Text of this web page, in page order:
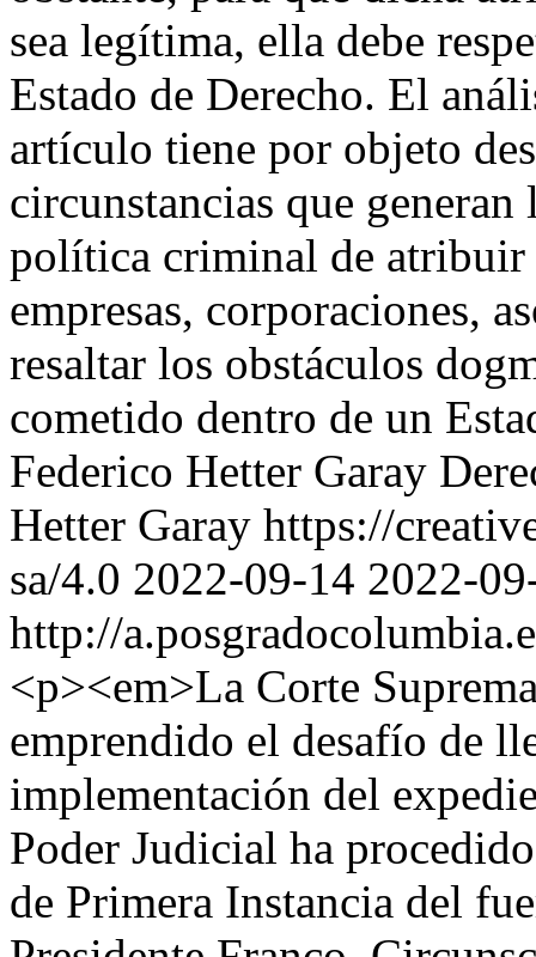
sea legítima, ella debe
Estado de Derecho. El
artículo tiene por objeto
circunstancias que
política criminal de atribuir
empresas, corporaciones,
resaltar los obstáculos
cometido dentro de un
Federico Hetter Garay
Hetter Garay https://
sa/4.0 2022-09-14 2022-
http://
<p><em>La Corte
emprendido el desafío de
implementación del
Poder Judicial ha
de Primera Instancia del